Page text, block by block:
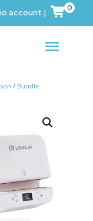
account | 0
/ Bundle